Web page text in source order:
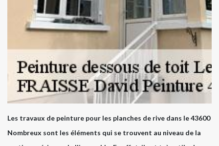
Les travaux de peinture pour les planches de rive dans le 43600
Nombreux sont les éléments qui se trouvent au niveau de la